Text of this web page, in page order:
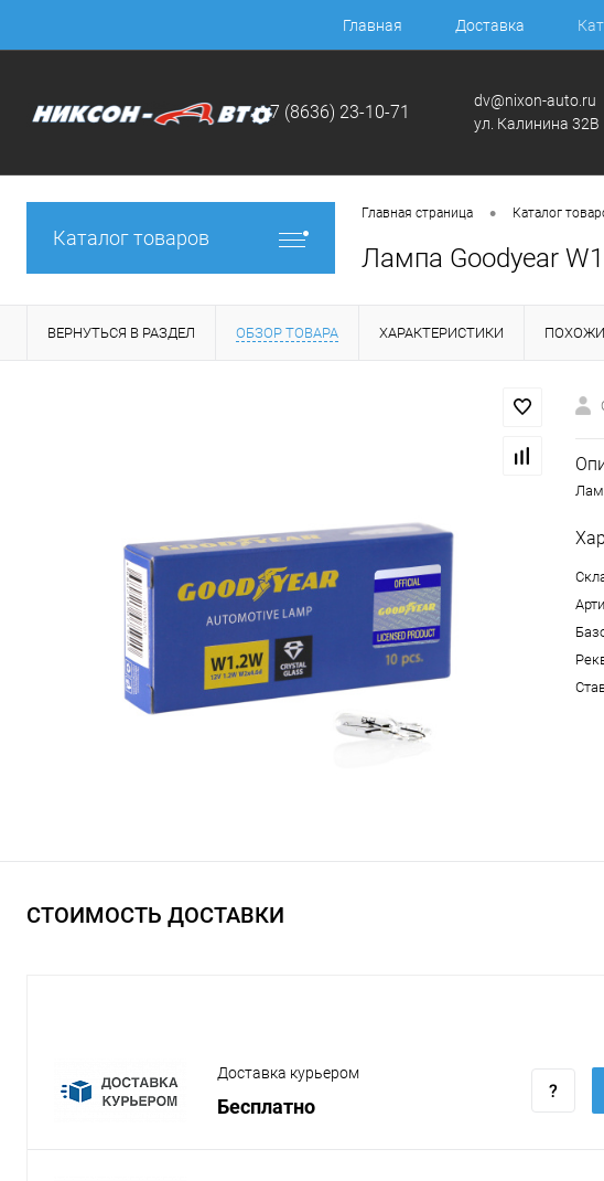
Главная Доставка
+7 (8636) 23-10-71
dv@nixon-auto.ru
ул. Калинина 32В
Каталог товаров
Главная страница • Каталог
Лампа Goodyear
ВЕРНУТЬСЯ В РАЗДЕЛ ОБЗОР ТОВАРА ХАРАКТЕРИСТИКИ
СТОИМОСТЬ ДОСТАВКИ
Доставка курьером
Бесплатно